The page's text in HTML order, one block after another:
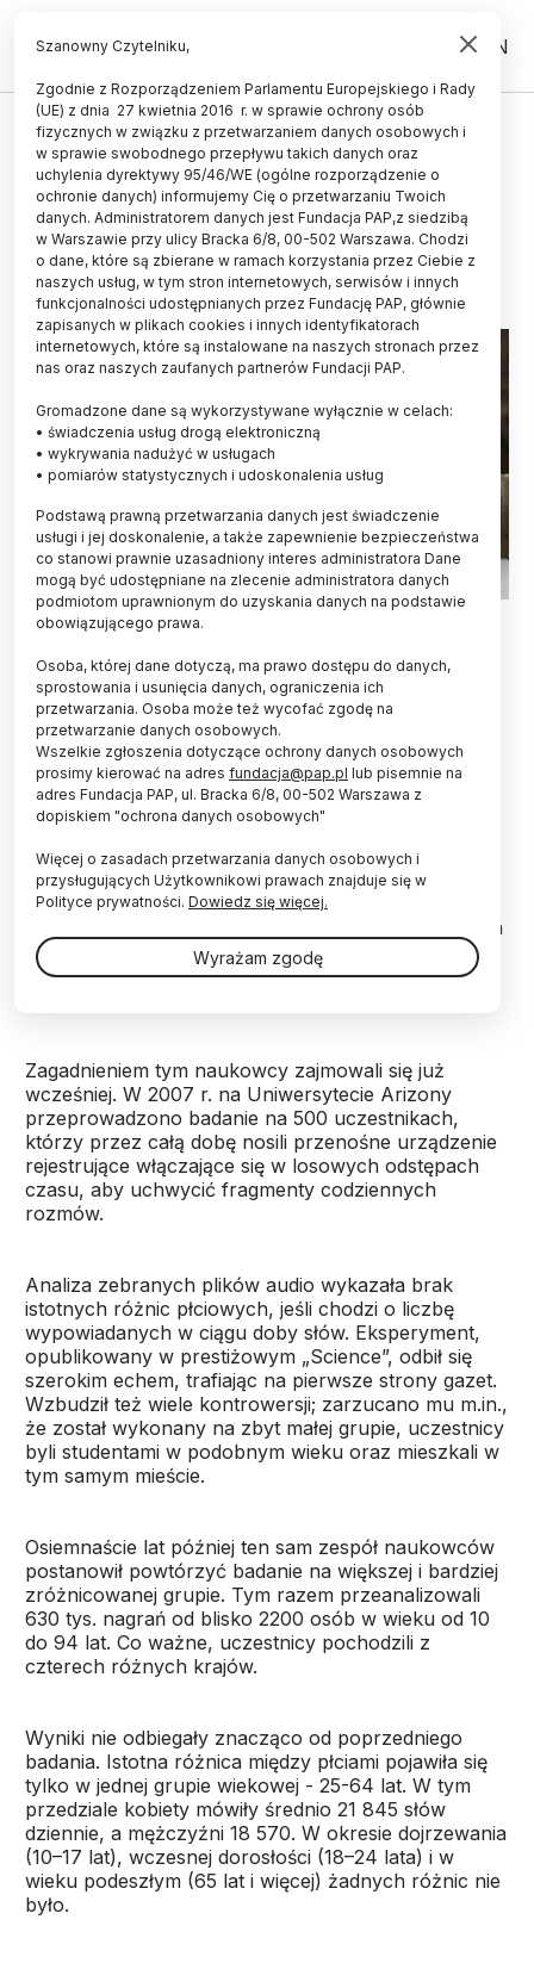
PL EN
ŚWIAT
Naukowcy sprawdzili, czy kobiety
mówią więcej niż mężczyźni
06.02.2025
aktualizacja: 06.02.2025
3 minuty czytania
Fot. Adobe Stock
Wbrew stereotypowi mężczyźni i kobiety
wypowiadają mniej więcej taką samą liczbę słów
dziennie, czyli około 16 tysięcy - udowodnili
naukowcy z Arizony. Jedynie na pewnym etapie
życia różnice między płciami są nieco
wyraźniejsze.
"Istnieje silne międzykulturowe założenie, że kobiety
mówią o wiele więcej niż mężczyźni. Postanowiliśmy
empiryczni sprawdzić, czy jest to prawda" -
powiedział Colin Tidwell, współautor publikacji, która
ukazała się w czasopiśmie "Journal of Personality
and Social Psychology"
Zagadnieniem tym naukowcy zajmowali się już
wcześniej. W 2007 r. na Uniwersytecie Arizony
przeprowadzono badanie na 500 uczestnikach,
którzy przez całą dobę nosili przenośne urządzenie
rejestrujące włączające się w losowych odstępach
czasu, aby uchwycić fragmenty codziennych
rozmów.
Analiza zebranych plików audio wykazała brak
istotnych różnic płciowych, jeśli chodzi o liczbę
wypowiadanych w ciągu doby słów. Eksperyment,
opublikowany w prestiżowym „Science”, odbił się
szerokim echem, trafiając na pierwsze strony gazet.
Wzbudził też wiele kontrowersji; zarzucano mu m.in.,
że został wykonany na zbyt małej grupie, uczestnicy
byli studentami w podobnym wieku oraz mieszkali w
tym samym mieście.
Osiemnaście lat później ten sam zespół naukowców
postanowił powtórzyć badanie na większej i bardziej
zróżnicowanej grupie. Tym razem przeanalizowali
630 tys. nagrań od blisko 2200 osób w wieku od 10
do 94 lat. Co ważne, uczestnicy pochodzili z
czterech różnych krajów.
Wyniki nie odbiegały znacząco od poprzedniego
badania. Istotna różnica między płciami pojawiła się
tylko w jednej grupie wiekowej - 25-64 lat. W tym
przedziale kobiety mówiły średnio 21 845 słów
dziennie, a mężczyźni 18 570. W okresie dojrzewania
(10–17 lat), wczesnej dorosłości (18–24 lata) i w
wieku podeszłym (65 lat i więcej) żadnych różnic nie
było.
Szanowny Czytelniku,
Zgodnie z Rozporządzeniem Parlamentu Europejskiego i Rady
(UE) z dnia 27 kwietnia 2016 r. w sprawie ochrony osób
fizycznych w związku z przetwarzaniem danych osobowych i
w sprawie swobodnego przepływu takich danych oraz
uchylenia dyrektywy 95/46/WE (ogólne rozporządzenie o
ochronie danych) informujemy Cię o przetwarzaniu Twoich
danych. Administratorem danych jest Fundacja PAP,z siedzibą
w Warszawie przy ulicy Bracka 6/8, 00-502 Warszawa. Chodzi
o dane, które są zbierane w ramach korzystania przez Ciebie z
naszych usług, w tym stron internetowych, serwisów i innych
funkcjonalności udostępnianych przez Fundację PAP, głównie
zapisanych w plikach cookies i innych identyfikatorach
internetowych, które są instalowane na naszych stronach przez
nas oraz naszych zaufanych partnerów Fundacji PAP.
Gromadzone dane są wykorzystywane wyłącznie w celach:
• świadczenia usług drogą elektroniczną
• wykrywania nadużyć w usługach
• pomiarów statystycznych i udoskonalenia usług
Podstawą prawną przetwarzania danych jest świadczenie
usługi i jej doskonalenie, a także zapewnienie bezpieczeństwa
co stanowi prawnie uzasadniony interes administratora Dane
mogą być udostępniane na zlecenie administratora danych
podmiotom uprawnionym do uzyskania danych na podstawie
obowiązującego prawa.
Osoba, której dane dotyczą, ma prawo dostępu do danych,
sprostowania i usunięcia danych, ograniczenia ich
przetwarzania. Osoba może też wycofać zgodę na
przetwarzanie danych osobowych.
Wszelkie zgłoszenia dotyczące ochrony danych osobowych
prosimy kierować na adres fundacja@pap.pl lub pisemnie na
adres Fundacja PAP, ul. Bracka 6/8, 00-502 Warszawa z
dopiskiem "ochrona danych osobowych"
Więcej o zasadach przetwarzania danych osobowych i
przysługujących Użytkownikowi prawach znajduje się w
Polityce prywatności. Dowiedz się więcej.
Wyrażam zgodę